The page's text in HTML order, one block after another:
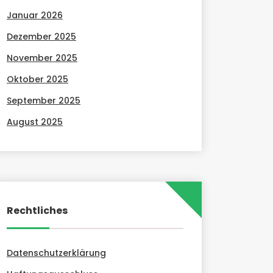
Januar 2026
Dezember 2025
November 2025
Oktober 2025
September 2025
August 2025
Rechtliches
Datenschutzerklärung